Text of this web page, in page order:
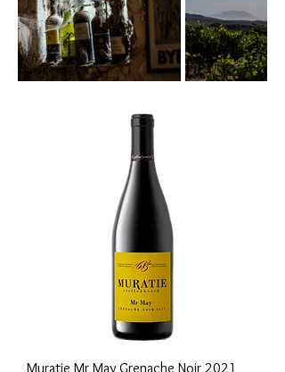
Muratie Mr May Grenache Noir 2021